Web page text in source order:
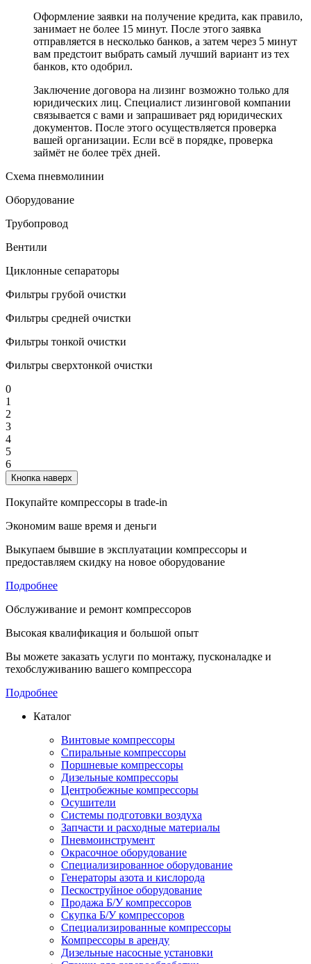
Оформление заявки на получение кредита, как правило,
занимает не более 15 минут. После этого заявка
отправляется в несколько банков, а затем через 5 минут
вам предстоит выбрать самый лучший вариант из тех
банков, кто одобрил.
Заключение договора на лизинг возможно только для
юридических лиц. Специалист лизинговой компании
связывается с вами и запрашивает ряд юридических
документов. После этого осуществляется проверка
вашей организации. Если всё в порядке, проверка
займёт не более трёх дней.
Схема пневмолинии
Оборудование
Трубопровод
Вентили
Циклонные сепараторы
Фильтры грубой очистки
Фильтры средней очистки
Фильтры тонкой очистки
Фильтры сверхтонкой очистки
0
1
2
3
4
5
6
Кнопка наверх
Покупайте компрессоры в trade-in
Экономим ваше время и деньги
Выкупаем бывшие в эксплуатации компрессоры и
предоставляем скидку на новое оборудование
Подробнее
Обслуживание и ремонт компрессоров
Высокая квалификация и большой опыт
Вы можете заказать услуги по монтажу, пусконаладке и
техобслуживанию вашего компрессора
Подробнее
Каталог
Винтовые компрессоры
Спиральные компрессоры
Поршневые компрессоры
Дизельные компрессоры
Центробежные компрессоры
Осушители
Системы подготовки воздуха
Запчасти и расходные материалы
Пневмоинструмент
Окрасочное оборудование
Специализированное оборудование
Генераторы азота и кислорода
Пескоструйное оборудование
Продажа Б/У компрессоров
Скупка Б/У компрессоров
Специализированные компрессоры
Компрессоры в аренду
Дизельные насосные установки